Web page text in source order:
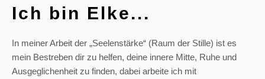
Ich bin Elke...
In meiner Arbeit der „Seelenstärke“ (Raum der Stille) ist es
mein Bestreben dir zu helfen, deine innere Mitte, Ruhe und
Ausgeglichenheit zu finden, dabei arbeite ich mit